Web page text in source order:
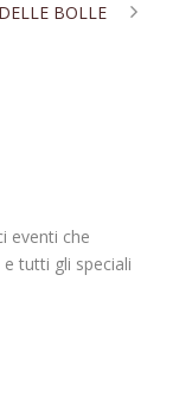
BOLLE
eventi che
tutti gli speciali